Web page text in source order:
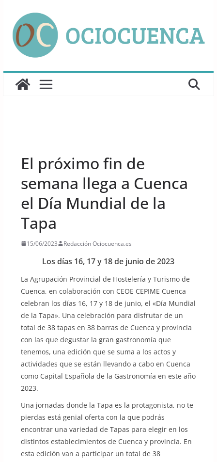
contenido
El próximo fin de
semana llega a Cuenca
el Día Mundial de la
Tapa
15/06/2023 Redacción Ociocuenca.es
Los días 16, 17 y 18 de junio de 2023
La Agrupación Provincial de Hostelería y Turismo de
Cuenca, en colaboración con CEOE CEPIME Cuenca
celebran los días 16, 17 y 18 de junio, el «Día Mundial
de la Tapa». Una celebración para disfrutar de un
total de 38 tapas en 38 barras de Cuenca y provincia
con las que degustar la gran gastronomía que
tenemos, una edición que se suma a los actos y
actividades que se están llevando a cabo en Cuenca
como Capital Española de la Gastronomía en este año
2023.
Una jornadas donde la Tapa es la protagonista, no te
pierdas está genial oferta con la que podrás
encontrar una variedad de Tapas para elegir en los
distintos establecimientos de Cuenca y provincia. En
esta edición van a participar un total de 38